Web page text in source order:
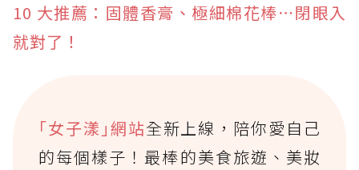
10 大推薦：固體香膏、極細棉花棒⋯閉眼入
就對了！
｢女子漾｣網站全新上線，陪你愛自己
的每個樣子！最棒的美食旅遊、美妝